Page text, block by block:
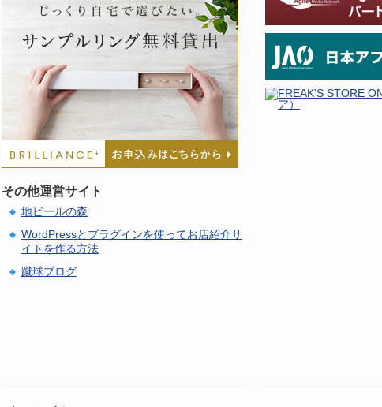
その他運営サイト
地ビールの森
WordPressとプラグインを使ってお店紹介サ
イトを作る方法
蹴球ブログ